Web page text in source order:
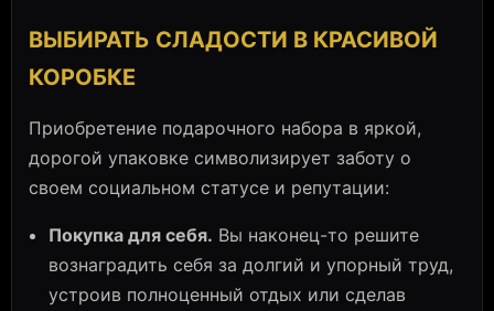
ВЫБИРАТЬ СЛАДОСТИ В КРАСИВОЙ
КОРОБКЕ
Приобретение подарочного набора в яркой,
дорогой упаковке символизирует заботу о
своем социальном статусе и репутации:
Покупка для себя. Вы наконец-то решите
вознаградить себя за долгий и упорный труд,
устроив полноценный отдых или сделав